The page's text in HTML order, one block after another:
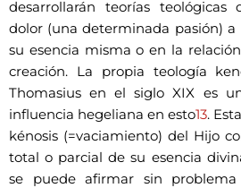
desarrollarán teorías teológicas
dolor (una determinada pasión) a
su esencia misma o en la
creación. La propia teología
Thomasius en el siglo XIX es
influencia hegeliana en esto13.
kénosis (=vaciamiento) del Hijo
total o parcial de su esencia
se puede afirmar sin